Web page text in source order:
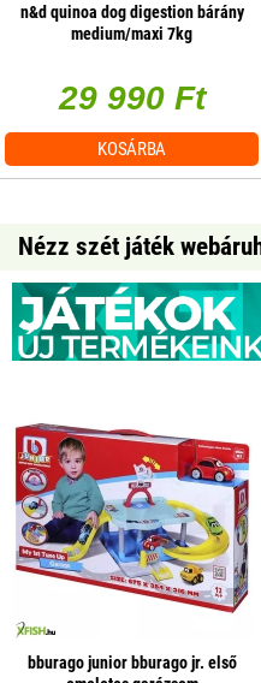
n&d quinoa dog digestion bárány
medium/maxi 7kg
29 990 Ft
KOSÁRBA
Nézz szét játék
bburago junior bburago jr. első